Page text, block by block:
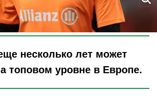
Legion-Media
несколько лет может
топовом уровне в Европе.